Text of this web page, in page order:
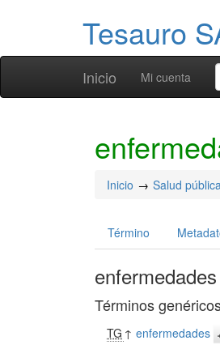
Tesauro
Inicio Mi cuenta
Inicio Salud
Término
Términos
TG ↑enfermedades